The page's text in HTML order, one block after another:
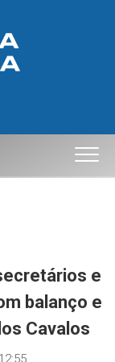
e
balanço e
Cavalos